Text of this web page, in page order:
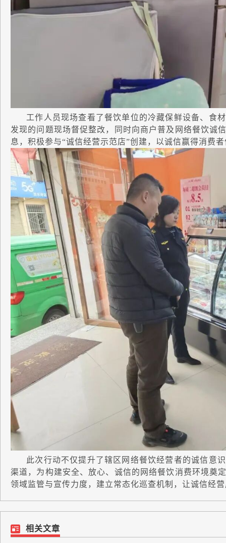
工作人员现场查看了餐饮单位的冷藏保鲜设备、食
发现的问题现场督促整改，同时向商户普及网络餐饮诚
息，积极参与“诚信经营示范店”创建，以诚信赢得消费
此次行动不仅提升了辖区网络餐饮经营者的诚信意
渠道，为构建安全、放心、诚信的网络餐饮消费环境奠
领域监管与宣传力度，建立常态化巡查机制，让诚信经
相关文章